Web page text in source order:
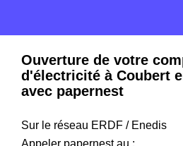
Ouverture de votre
d'électricité à Coubert
avec papernest
Sur le réseau ERDF / Enedis
Appeler papernest au :